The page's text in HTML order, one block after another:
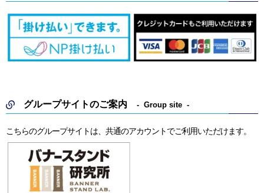
グループサイトのご案内 Group site
こちらのグループサイトは、共通のアカウントでご利用いただけます。